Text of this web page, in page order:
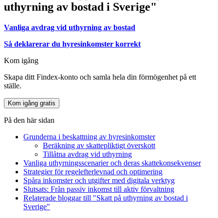
uthyrning av bostad i Sverige"
Vanliga avdrag vid uthyrning av bostad
Så deklarerar du hyresinkomster korrekt
Kom igång
Skapa ditt Findex-konto och samla hela din förmögenhet på ett
ställe.
Kom igång gratis
På den här sidan
Grunderna i beskattning av hyresinkomster
Beräkning av skattepliktigt överskott
Tillåtna avdrag vid uthyrning
Vanliga uthyrningsscenarier och deras skattekonsekvenser
Strategier för regelefterlevnad och optimering
Spåra inkomster och utgifter med digitala verktyg
Slutsats: Från passiv inkomst till aktiv förvaltning
Relaterade bloggar till "Skatt på uthyrning av bostad i
Sverige"